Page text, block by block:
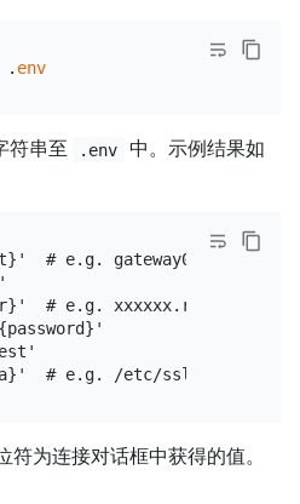
. env
符串至 .env
中。示例结果如
# e.g. gateway01.ap-
# e.g. xxxxxx.root
符为连接对话框中获得的值。